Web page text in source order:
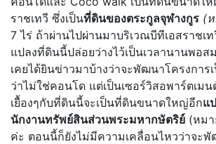
ราชเทวี ซึ่งเป็นที่ดินของตระกูลจุฬางกูร (
7 ไร่ ถ้าผ่านไปผ่านมาบริเวณบีทีเอสราชเ
แปลงที่ดินนี้ปล่อยว่างไว้เป็นเวลานานพอส
เคยได้ยินข่าวมาบ้างว่าจะพัฒนาโครงการ
ว่าไม่ใช่คอนโด แต่เป็นเซอร์วิสอพาร์ตเม
เยื้องๆกับที่ดินนี้จะเป็นที่ดินขนาดใหญ่อีกแ
นักงานทรัพย์สินส่วนพระมหากษัตริย์ (หมา
ค่ะ ตอนนี้ก็ยังไม่มีความเคลื่อนไหวว่าจะพั